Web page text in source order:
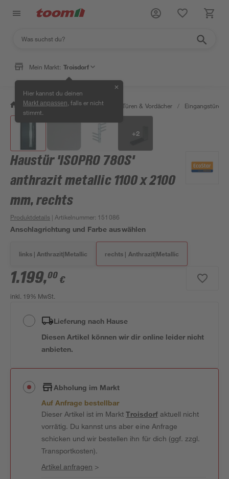
Mein Markt: Troisdorf
Hier kannst du deinen
Markt anpassen , falls er nicht
stimmt.
✕
/ Bauen & Renovieren / Fenster, Türen & Vordächer / Eingangstüren
+2
Haustür 'ISOPRO 780S'
anthrazit metallic 1100 x 2100
mm, rechts
Produktdetails | Artikelnummer: 151086
Anschlagrichtung und Farbe auswählen
links | Anthrazit|Metallic rechts | Anthrazit|Metallic
1.199,00 €
inkl. 19% MwSt.
Lieferung nach Hause
Diesen Artikel können wir dir online leider nicht
anbieten.
Abholung im Markt
Auf Anfrage bestellbar
Dieser Artikel ist im MarktTroisdorfaktuell nicht
vorrätig. Du kannst uns aber eine Anfrage
schicken und wir bestellen ihn für dich (ggf. zzgl.
Transportkosten).
Artikel anfragen >